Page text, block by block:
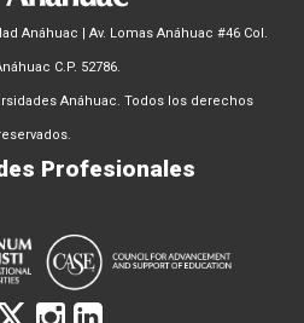
Anáhuac | Av. Lomas Anáhuac #46 Col.
C.P. 52786.
Anáhuac. Todos los derechos
Profesionales